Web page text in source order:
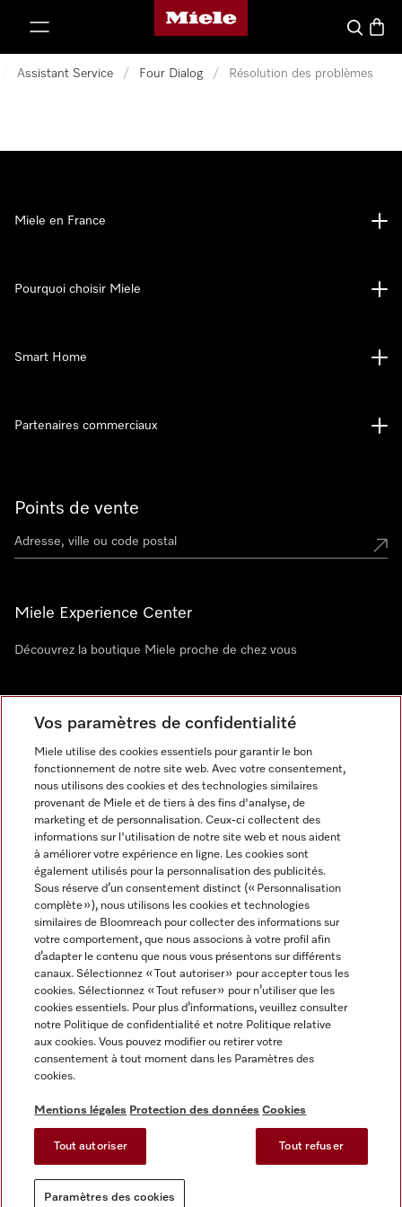
Page d'accueil Miele
Search
Assistant Service / Four Dialog / Résolution des problèmes
Points de vente
Miele Experience Center
Découvrez la boutique Miele proche de chez vous
Newsletter
Miele en France
Pourquoi choisir Miele
Smart Home
Partenaires commerciaux
Mentions légales
CGV
Protection des données
Conditions d'utilisation
Reglement sur les services numeriques
Paramètres des cookies
Miele sur Instagram
Miele sur Facebook
Miele sur Youtube
Vos paramètres de confidentialité
Miele utilise des cookies essentiels pour garantir le bon
fonctionnement de notre site web. Avec votre consentement,
nous utilisons des cookies et des technologies similaires
provenant de Miele et de tiers à des fins d'analyse, de
marketing et de personnalisation. Ceux-ci collectent des
informations sur l'utilisation de notre site web et nous aident
à améliorer votre expérience en ligne. Les cookies sont
également utilisés pour la personnalisation des publicités.
Sous réserve d’un consentement distinct (« Personnalisation
complète »), nous utilisons les cookies et technologies
similaires de Bloomreach pour collecter des informations sur
votre comportement, que nous associons à votre profil afin
d’adapter le contenu que nous vous présentons sur différents
canaux. Sélectionnez « Tout autoriser » pour accepter tous les
cookies. Sélectionnez « Tout refuser » pour n’utiliser que les
cookies essentiels. Pour plus d’informations, veuillez consulter
notre Politique de confidentialité et notre Politique relative
aux cookies. Vous pouvez modifier ou retirer votre
consentement à tout moment dans les Paramètres des
cookies.
Mentions légales Protection des données Cookies
Tout autoriser Tout refuser
Paramètres des cookies